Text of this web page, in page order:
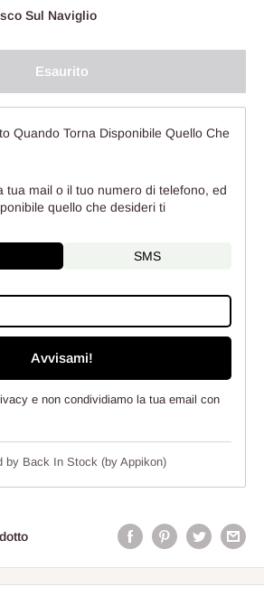
Sul Naviglio
Esaurito
Quando Torna Disponibile Quello Che
tua mail o il tuo numero di telefono, ed
quello che desideri ti
SMS
Avvisami!
e non condividiamo la tua email con
by Back In Stock (by Appikon)